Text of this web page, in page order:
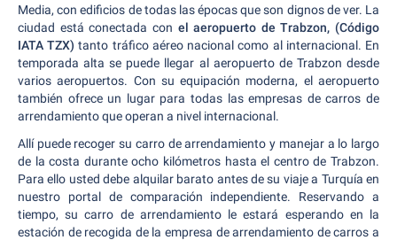
Media, con edificios de todas las épocas que son dignos de ver. La
ciudad está conectada con el aeropuerto de Trabzon, (Código
IATA TZX)tanto tráfico aéreo nacional como al internacional. En
temporada alta se puede llegar al aeropuerto de Trabzon desde
varios aeropuertos. Con su equipación moderna, el aeropuerto
también ofrece un lugar para todas las empresas de carros de
arrendamiento que operan a nivel internacional.
Allí puede recoger su carro de arrendamiento y manejar a lo largo
de la costa durante ocho kilómetros hasta el centro de Trabzon.
Para ello usted debe alquilar barato antes de su viaje a Turquía en
nuestro portal de comparación independiente. Reservando a
tiempo, su carro de arrendamiento le estará esperando en la
estación de recogida de la empresa de arrendamiento de carros a